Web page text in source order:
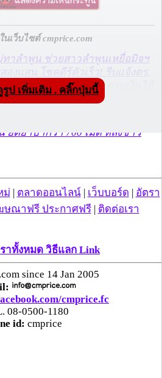
เว็บไซต์ cmprice.com
าลำพูน ช่วยสาวลำพูนเหยื่อมิจฯ
องแสน โชคดีรู้ตัวเร็ว! รีบแจ้งตร.
ยด่วน 1441 อายัดบัญชี-ตามเงินได้
ยึดยาบ้ากว่า 700 เม็ด หลังชาว
จ “สกุชชี่“ ของเล่นอันตราย พบไร้
ตราย สั่งห้ามขาย-เตือนภัยผู้
นไทย” กลับประเทศผ่านด่าน
เนินการตามกฎหมาย พบส่วนใหญ่มี
เตอร์
บบ “e-WorkPermit” ลงทะเบียน
อนไลน์ ให้บริการ 24 ชั่วโมงทั่ว
ป เพิ่มเติม . คลิ๊กปุ่มนี้
ม่ | ตลาดออนไลน์| เว็บบอร์ด | อัตรา
ษณาฟรี ประกาศฟรี| ติดต่อเรา
าทั้งหมด วิธีแลก Link
since 14 Jan 2005
cmprice.fc
08-0500-1180
id: cmprice